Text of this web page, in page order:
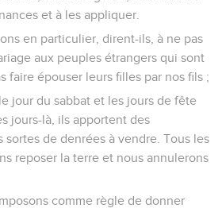
et à les appliquer.
en particulier, dirent-ils, à ne pas
aux peuples étrangers qui sont
faire épouser leurs filles par nos fils ;
jour du sabbat et les jours de fête
jours-là, ils apportent des
sortes de denrées à vendre. Tous les
reposer la terre et nous annulerons
comme règle de donner